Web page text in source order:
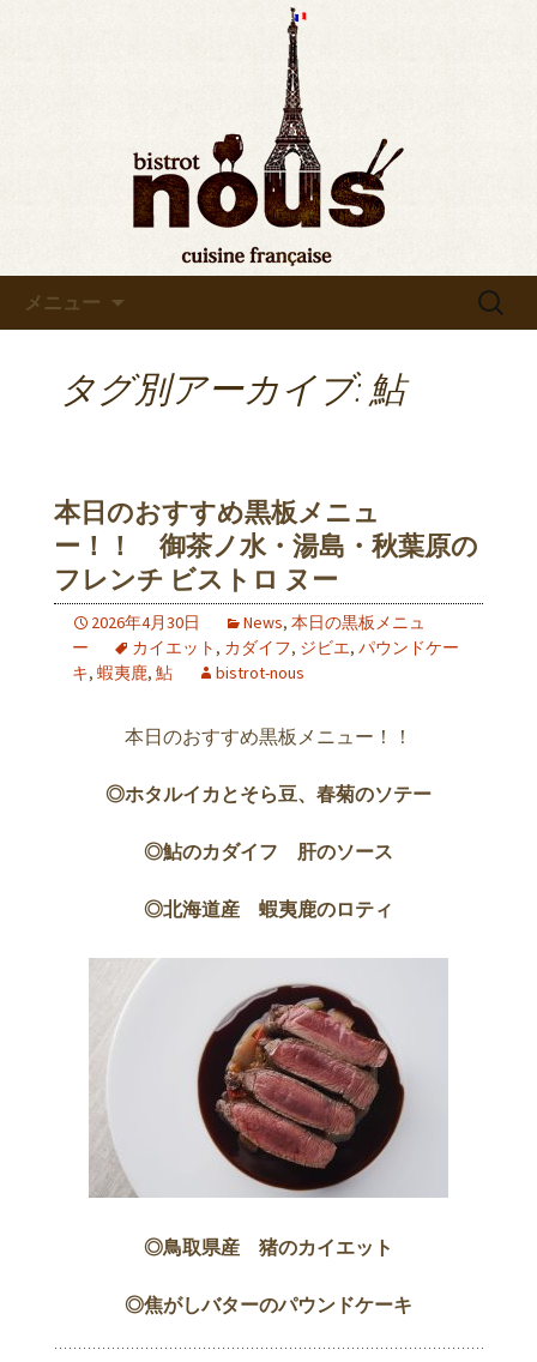
◆東京・秋葉原◆ビストロヌ
ー“bistrot nous”よりお知らせ
東京・秋葉原のビストロヌー“bistrot
nous”の最新情報をお知らせします。フ
レンチが美味しい当店の新メニューや
おすすめワインの入荷情報、メディア
情報などさまざまなお知らせをします
ので、ぜひご覧ください。
メニュー
検
タグ別アーカイブ: 鮎
本日のおすすめ黒板メニュ
ー！！ 御茶ノ水・湯島・秋葉原の
フレンチ ビストロ ヌー
2026年4月30日 News, 本日の黒板メニュ
ー
カイエット , カダイフ, ジビエ, パウンドケー
キ, 蝦夷鹿, 鮎 bistrot-nous
本日のおすすめ黒板メニュー！！
◎ホタルイカとそら豆、春菊のソテー
◎鮎のカダイフ 肝のソース
◎北海道産 蝦夷鹿のロティ
◎鳥取県産 猪のカイエット
◎焦がしバターのパウンドケーキ